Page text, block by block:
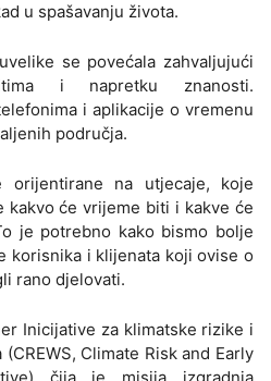
u spašavanju života.
se povećala zahvaljujući
i napretku znanosti.
i aplikacije o vremenu
područja.
orijentirane na utjecaje, koje
kakvo će vrijeme biti i kakve će
je potrebno kako bismo bolje
korisnika i klijenata koji ovise o
rano djelovati.
Inicijative za klimatske rizike i
Climate Risk and Early